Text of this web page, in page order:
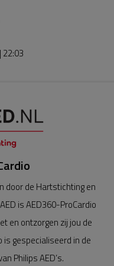
door de Hartstichting en
is AED360-ProCardio
en ontzorgen zij jou de
is gespecialiseerd in de
Philips AED’s.